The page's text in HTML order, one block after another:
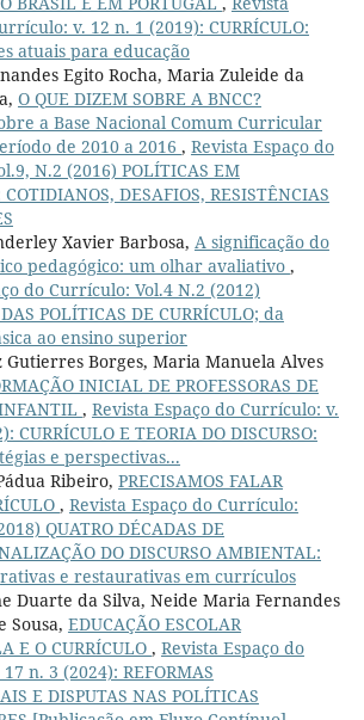
v. 12 n. 1 (2019): CURRÍCULO:
atuais para educação
Egito Rocha, Maria Zuleide da
O QUE DIZEM SOBRE A BNCC?
a Base Nacional Comum Curricular
de 2010 a 2016 , Revista Espaço do
N.2 (2016) POLÍTICAS EM
COTIDIANOS, DESAFIOS, RESISTÊNCIAS
Xavier Barbosa, A significação do
pedagógico: um olhar avaliativo ,
do Currículo: Vol.4 N.2 (2012)
POLÍTICAS DE CURRÍCULO; da
ao ensino superior
Gutierres Borges, Maria Manuela Alves
INICIAL DE PROFESSORAS DE
, Revista Espaço do Currículo: v.
CURRÍCULO E TEORIA DO DISCURSO:
e perspectivas...
Ribeiro, PRECISAMOS FALAR
, Revista Espaço do Currículo:
QUATRO DÉCADAS DE
DO DISCURSO AMBIENTAL:
e restaurativas em currículos
Duarte da Silva, Neide Maria Fernandes
Sousa, EDUCAÇÃO ESCOLAR
E O CURRÍCULO , Revista Espaço do
n. 3 (2024): REFORMAS
E DISPUTAS NAS POLÍTICAS